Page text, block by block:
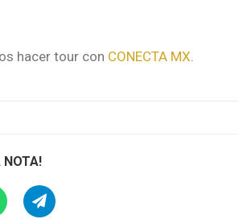
hacer tour con CONECTA MX
NOTA!